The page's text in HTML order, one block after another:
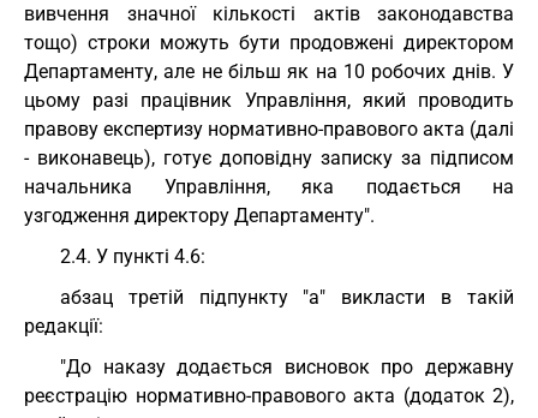
вивчення значної кількості актів законодавства
тощо) строки можуть бути продовжені директором
Департаменту, але не більш як на 10 робочих днів. У
цьому разі працівник Управління, який проводить
правову експертизу нормативно-правового акта (далі
- виконавець), готує доповідну записку за підписом
начальника Управління, яка подається на
узгодження директору Департаменту".
2.4. У пункті 4.6:
абзац третій підпункту "а" викласти в такій
редакції:
"До наказу додається висновок про державну
реєстрацію нормативно-правового акта (додаток 2),